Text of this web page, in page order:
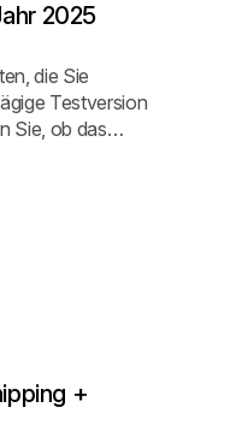
2025
die Sie
Testversion
Sie, ob das
heraus, was
+